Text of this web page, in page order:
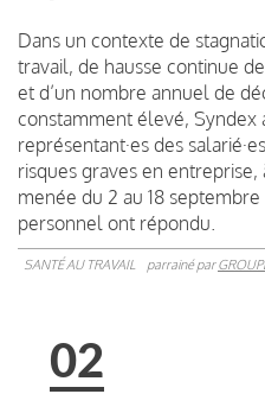
Dans un contexte de
travail, de hausse continue
et d’un nombre annuel de
constamment élevé,
représentant·es des
risques graves en
menée du 2 au 18
personnel ont répondu.
SANTÉ AU TRAVAIL parrainé par
02